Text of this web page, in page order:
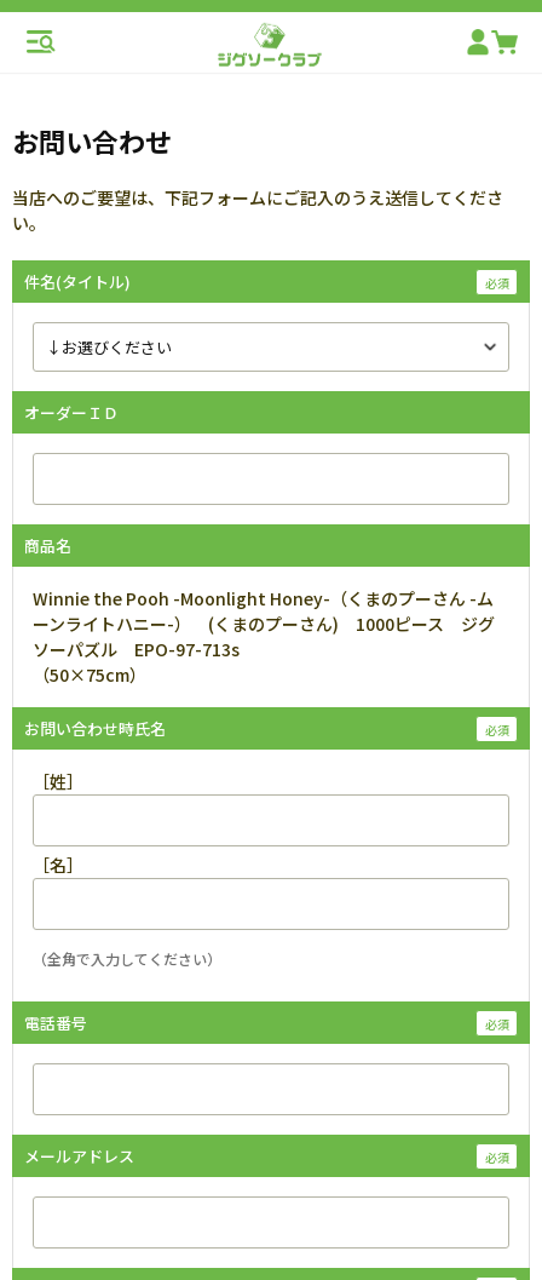
お問い合わせ
当店へのご要望は、下記フォームにご記入のうえ送信してくださ
い。
件名(タイトル)
オーダーＩＤ
商品名
Winnie the Pooh -Moonlight Honey-（くまのプーさん -ム
ーンライトハニー-） (くまのプーさん) 1000ピース ジグ
ソーパズル EPO-97-713s
（50×75cm）
お問い合わせ時氏名
［姓］
［名］
（全角で入力してください）
電話番号
メールアドレス